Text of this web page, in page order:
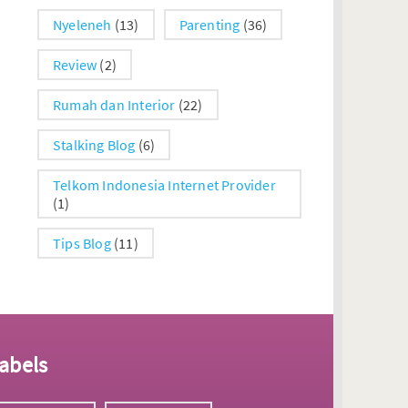
Nyeleneh (13) Parenting (36)
Review (2)
Rumah dan Interior (22)
Stalking Blog (6)
Telkom Indonesia Internet Provider
(1)
Tips Blog (11)